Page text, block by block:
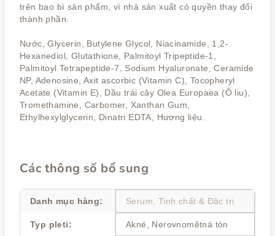
trên bao bì sản phẩm, vì nhà sản xuất có quyền thay đổi
thành phần.
Nước, Glycerin, Butylene Glycol, Niacinamide, 1,2-
Hexanediol, Glutathione, Palmitoyl Tripeptide-1,
Palmitoyl Tetrapeptide-7, Sodium Hyaluronate, Ceramide
NP, Adenosine, Axit ascorbic (Vitamin C), Tocopheryl
Acetate (Vitamin E), Dầu trái cây Olea Europaea (Ô liu),
Tromethamine, Carbomer, Xanthan Gum,
Ethylhexylglycerin, Dinatri EDTA, Hương liệu.
Các thông số bổ sung
Danh mục hàng: Serum, Tinh chất & Đặc trị
Typ pleti: Akné, Nerovnomětná tón